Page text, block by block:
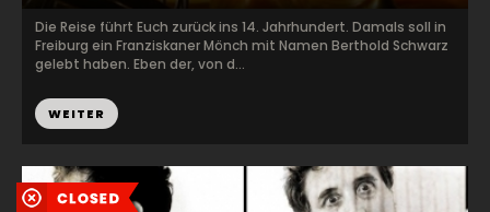
Die Reise führt Euch zurück ins 14. Jahrhundert. Damals soll in
Freiburg ein Franziskaner Mönch mit Namen Berthold Schwarz
gelebt haben. Eben der, von d...
WEITER